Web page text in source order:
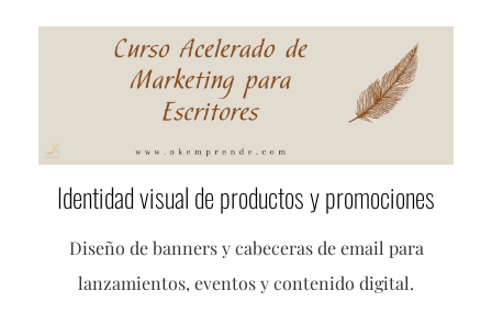
Identidad visual de productos y promociones
Diseño de banners y cabeceras de email para
lanzamientos, eventos y contenido digital.